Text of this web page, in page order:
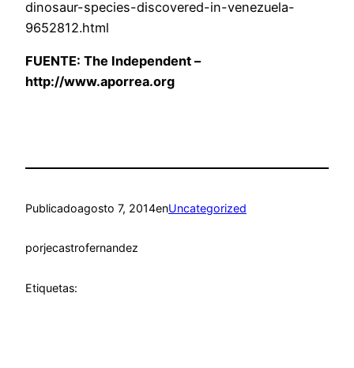
dinosaur-species-discovered-in-venezuela-
9652812.html
FUENTE: The Independent –
http://www.aporrea.org
Publicadoagosto 7, 2014enUncategorized
porjecastrofernandez
Etiquetas: